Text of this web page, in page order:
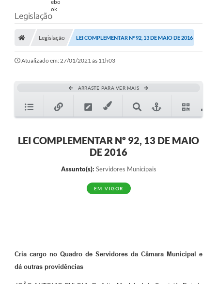
Legislação
Legislação LEI COMPLEMENTAR Nº 92, 13 DE MAIO DE 2016
Atualizado em: 27/01/2021 às 11h03
ARRASTE PARA VER MAIS
LEI COMPLEMENTAR Nº 92, 13 DE MAIO
DE 2016
Assunto(s): Servidores Municipais
EM VIGOR
Cria cargo no Quadro de Servidores da Câmara Municipal e
dá outras providências